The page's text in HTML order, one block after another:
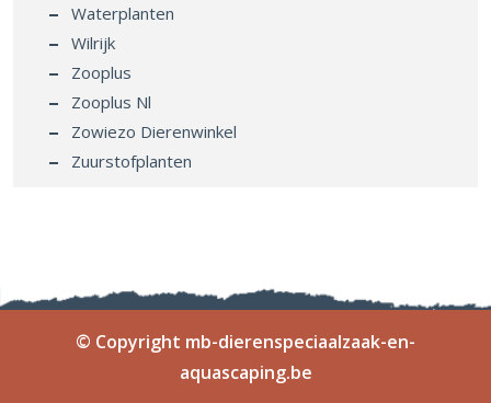
Waterplanten
Wilrijk
Zooplus
Zooplus Nl
Zowiezo Dierenwinkel
Zuurstofplanten
© Copyright mb-dierenspeciaalzaak-en-
aquascaping.be